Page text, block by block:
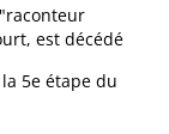
est décédé
5e étape du